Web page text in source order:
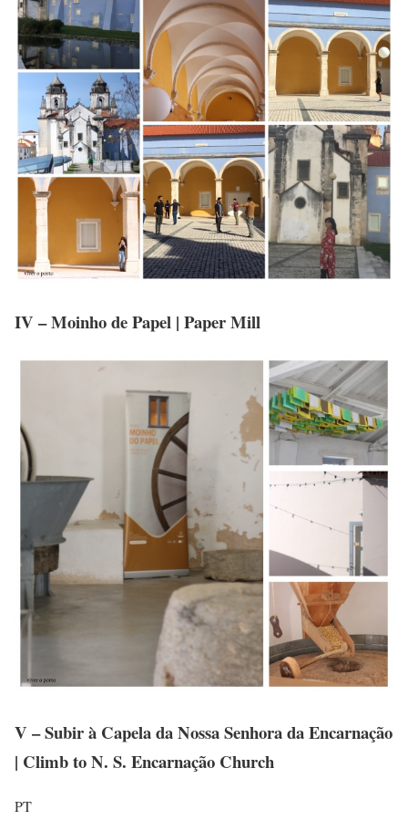
IV – Moinho de Papel | Paper Mill
V – Subir à Capela da Nossa Senhora da Encarnação
| Climb to N. S. Encarnação Church
PT